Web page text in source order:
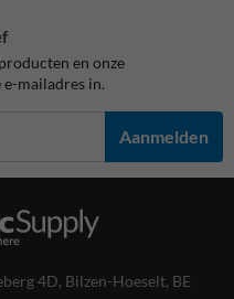
en onze
mailadres in.
Aanmelden
4D, Bilzen-Hoeselt, BE